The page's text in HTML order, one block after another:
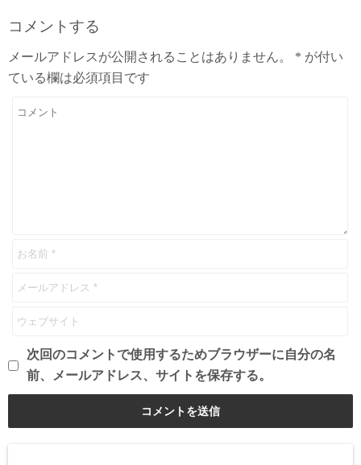
コメントする
メールアドレスが公開されることはありません。 * が付い
ている欄は必須項目です
次回のコメントで使用するためブラウザーに自分の名
前、メールアドレス、サイトを保存する。